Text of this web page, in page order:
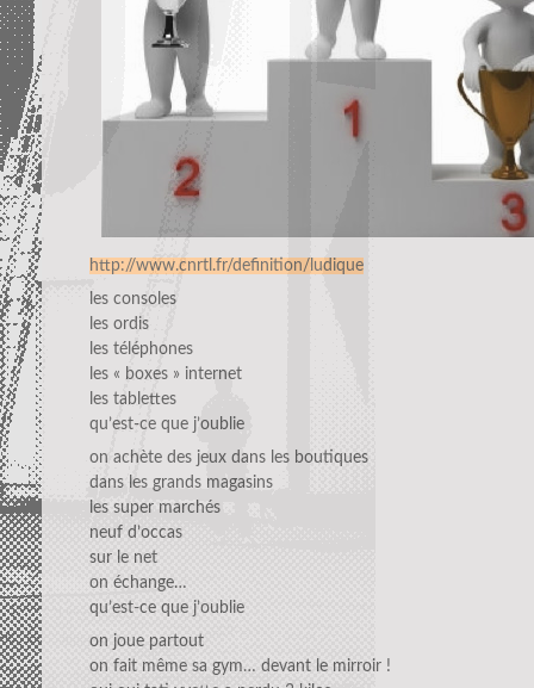
http://www.cnrtl.fr/definition/ludique
les consoles
les ordis
les téléphones
les « boxes » internet
les tablettes
qu’est-ce que j’oublie
on achète des jeux dans les boutiques
dans les grands magasins
les super marchés
neuf d’occas
sur le net
on échange…
qu’est-ce que j’oublie
on joue partout
on fait même sa gym… devant le mirroir !